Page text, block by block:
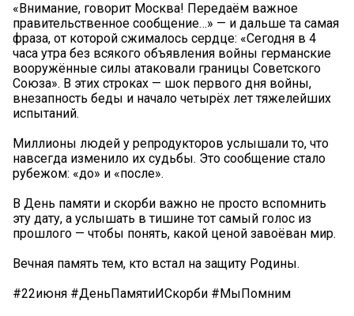
«Внимание, говорит Москва! Передаём важное
правительственное сообщение…» — и дальше та самая
фраза, от которой сжималось сердце: «Сегодня в 4
часа утра без всякого объявления войны германские
вооружённые силы атаковали границы Советского
Союза». В этих строках — шок первого дня войны,
внезапность беды и начало четырёх лет тяжелейших
испытаний.
Миллионы людей у репродукторов услышали то, что
навсегда изменило их судьбы. Это сообщение стало
рубежом: «до» и «после».
В День памяти и скорби важно не просто вспомнить
эту дату, а услышать в тишине тот самый голос из
прошлого — чтобы понять, какой ценой завоёван мир.
Вечная память тем, кто встал на защиту Родины.
#22июня #ДеньПамятиИСкорби #МыПомним